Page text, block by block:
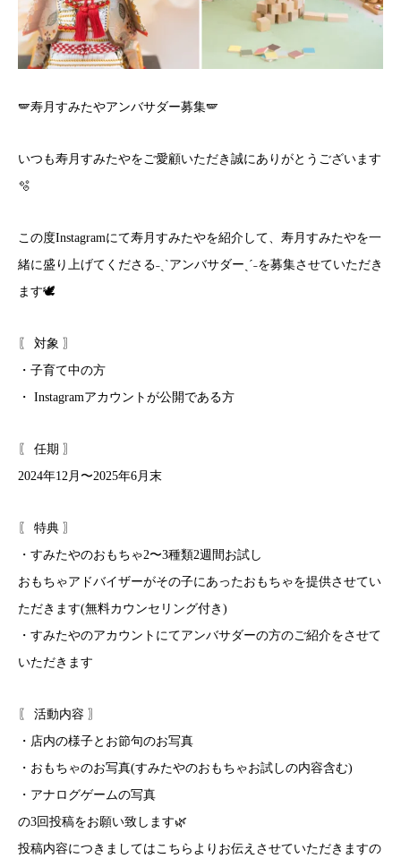
🪽寿月すみたやアンバサダー募集🪽
いつも寿月すみたやをご愛顧いただき誠にありがとうございます
🫧
この度Instagramにて寿月すみたやを紹介して、寿月すみたやを一
緒に盛り上げてくださる˗ˏˋアンバサダーˎˊ˗を募集させていただき
ます🕊️
〖 対象 〗
・子育て中の方
・ Instagramアカウントが公開である方
〖 任期 〗
2024年12月〜2025年6月末
〖 特典 〗
・すみたやのおもちゃ2〜3種類2週間お試し
おもちゃアドバイザーがその子にあったおもちゃを提供させてい
ただきます(無料カウンセリング付き)
・すみたやのアカウントにてアンバサダーの方のご紹介をさせて
いただきます
〖 活動内容 〗
・店内の様子とお節句のお写真
・おもちゃのお写真(すみたやのおもちゃお試しの内容含む)
・アナログゲームの写真
の3回投稿をお願い致します🌿
投稿内容につきましてはこちらよりお伝えさせていただきますの